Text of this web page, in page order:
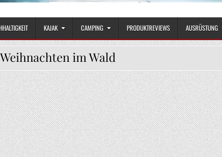
KAJAK CAMPING PRODUKTREVIEWS AUSRÜSTUNG
Weihnachten im Wald